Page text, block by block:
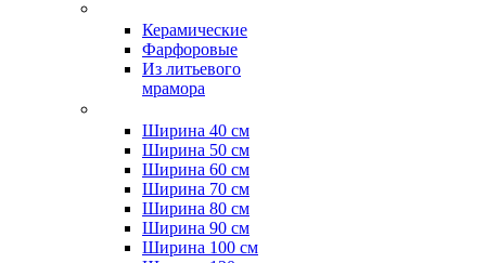
Керамические
Фарфоровые
Из литьевого
мрамора
Ширина 40 см
Ширина 50 см
Ширина 60 см
Ширина 70 см
Ширина 80 см
Ширина 90 см
Ширина 100 см